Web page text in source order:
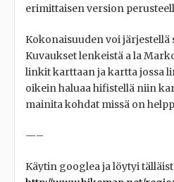
erimittaisen version
Kokonaisuuden voi
Kuvaukset lenkeistä a la
linkit karttaan ja kartta jossa
oikein haluaa hifistellä niin
mainita kohdat missä on
—–
Käytin googlea ja löytyi